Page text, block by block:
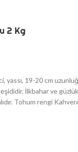
2 Kg
yassı, 19-20 cm
İlkbahar ve
Tohum rengi